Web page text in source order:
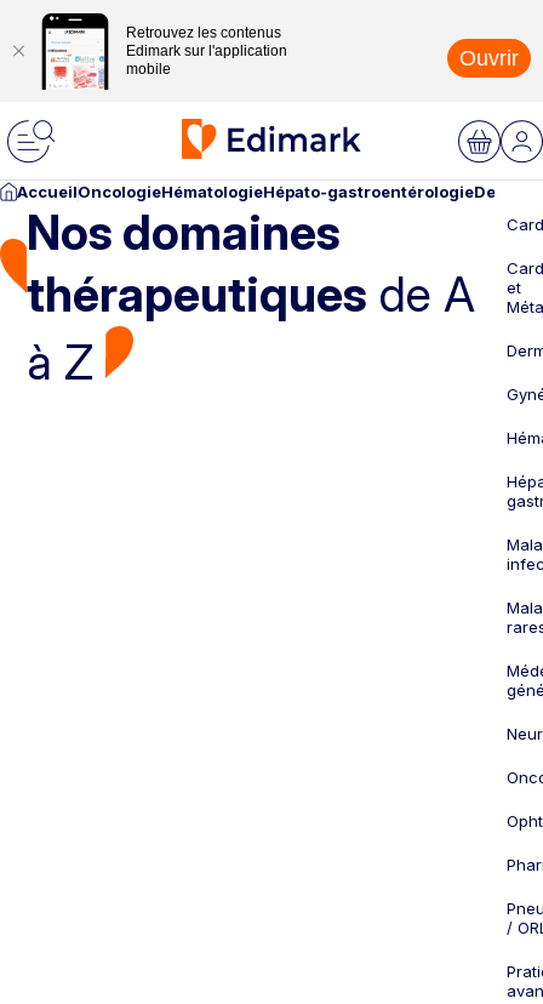
Retrouvez les contenus
Edimark sur l'application
mobile
Ouvrir
AccueilOncologieHématologieHépato-gastroentérologie
Nos domaines
thérapeutiques de A
à Z
et
/